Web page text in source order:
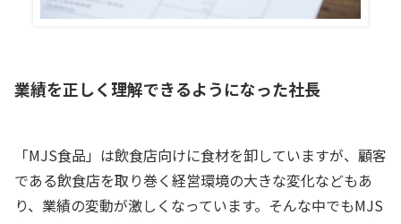
業績を正しく理解できるようになった社長
「MJS食品」は飲食店向けに食材を卸していますが、顧客
である飲食店を取り巻く経営環境の大きな変化などもあ
り、業績の変動が激しくなっています。そんな中でもMJS